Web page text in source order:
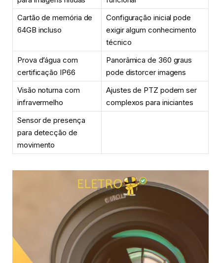
Cartão de memória de
64GB incluso
Configuração inicial pode
exigir algum conhecimento
técnico
Prova d’água com
certificação IP66
Panorâmica de 360 graus
pode distorcer imagens
Visão noturna com
infravermelho
Ajustes de PTZ podem ser
complexos para iniciantes
Sensor de presença
para detecção de
movimento